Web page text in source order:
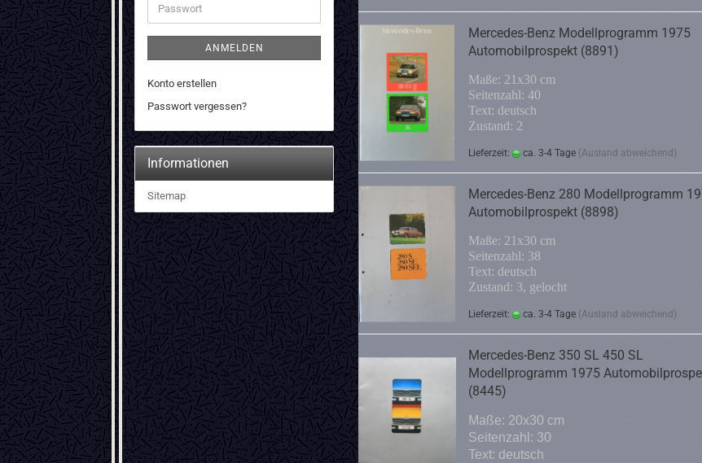
Mercedes-Benz Modellprogramm 1975
Automobilprospekt (8891)
Maße: 21x30 cm
Seitenzahl: 40
Text: deutsch
Zustand: 2
Lieferzeit: ca. 3-4 Tage (Ausland abweichend)
Mercedes-Benz 280 Modellprogramm
Automobilprospekt (8898)
Maße: 21x30 cm
Seitenzahl: 38
Text: deutsch
Zustand: 3, gelocht
Lieferzeit: ca. 3-4 Tage (Ausland abweichend)
Mercedes-Benz 350 SL 450 SL
Modellprogramm 1975
(8445)
Maße: 20x30 cm
Seitenzahl: 30
Text: deutsch
Passwort
ANMELDEN
Konto erstellen
Passwort vergessen?
Informationen
Sitemap